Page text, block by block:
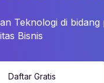
Teknologi di
Bisnis
Daftar Gratis